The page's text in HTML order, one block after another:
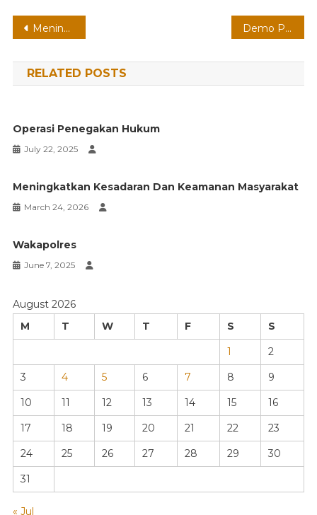
Post
navigation
Meningkatkan Kesadaran Masyarakat Demo Pengamanan Polres
RELATED POSTS
Operasi Penegakan Hukum
July 22, 2025
Meningkatkan Kesadaran Dan Keamanan Masyarakat
March 24, 2026
Wakapolres
June 7, 2025
August 2026
M
T W T F S
S
1
2
3
4 5 6 7 8
9
10
11 12 13 14 15
16
17
18 19 20 21 22
23
24
25 26 27 28 29
30
31
« Jul